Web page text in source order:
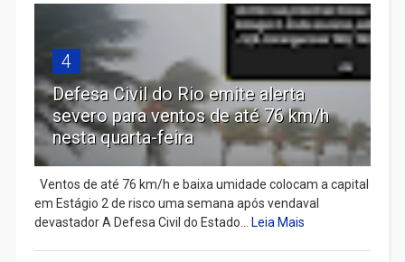
4
Defesa Civil do Rio emite alerta
severo para ventos de até 76 km/h
nesta quarta-feira
Ventos de até 76 km/h e baixa umidade colocam a capital
em Estágio 2 de risco uma semana após vendaval
devastador A Defesa Civil do Estado... Leia Mais